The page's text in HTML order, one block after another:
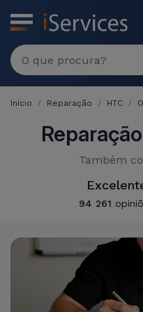
MENU
Reparações
Multimarca
Por
Avaria
Macbook
/ iMac
Watch
Recondicionados
Novidades
Promoções
Retomas
Início Reparação HTC
Reparação
Também
94 261